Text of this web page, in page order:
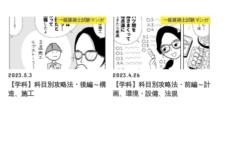
一級建築士試験マンガ
2023.5.3
【学科】科目別攻略法・後編～構
造、施工
一級建築士試験マンガ
2023.4.26
【学科】科目別攻略法・前編～計
画、環境・設備、法規